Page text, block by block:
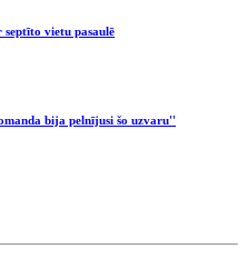
septīto vietu pasaulē
bija pelnījusi šo uzvaru''